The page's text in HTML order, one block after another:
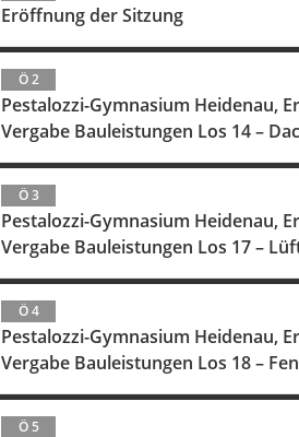
Eröffnung der Sitzung
Ö 2
Pestalozzi-Gymnasium Heidenau,
Vergabe Bauleistungen Los 14 –
Ö 3
Pestalozzi-Gymnasium Heidenau,
Vergabe Bauleistungen Los 17 –
Ö 4
Pestalozzi-Gymnasium Heidenau,
Vergabe Bauleistungen Los 18 –
Ö 5